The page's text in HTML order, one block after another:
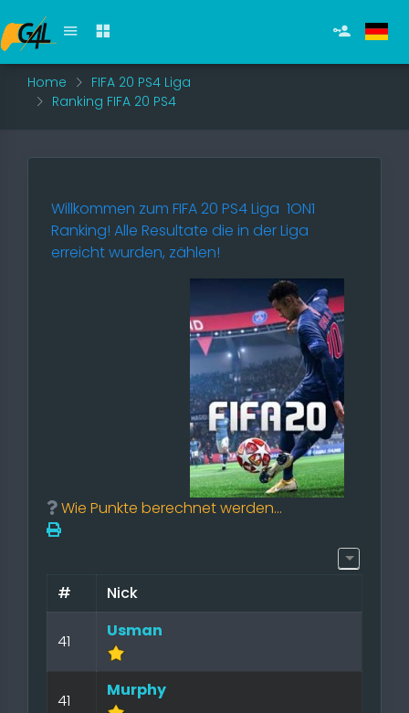
Home
FIFA 20 PS4 Liga
Ranking FIFA 20 PS4
Willkommen zum FIFA 20 PS4 Liga 1ON1
Ranking! Alle Resultate die in der Liga
erreicht wurden, zählen!
Wie Punkte berechnet werden...
# Nick
41
Usman
41
Murphy